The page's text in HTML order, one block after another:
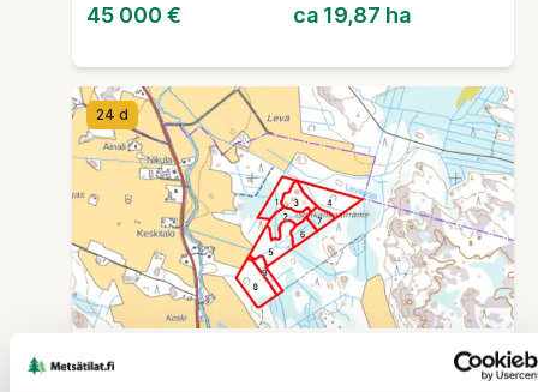
45 000 € ca 19,87 ha
24 d
SKOGSFASTIGHET (FASTIGHET)